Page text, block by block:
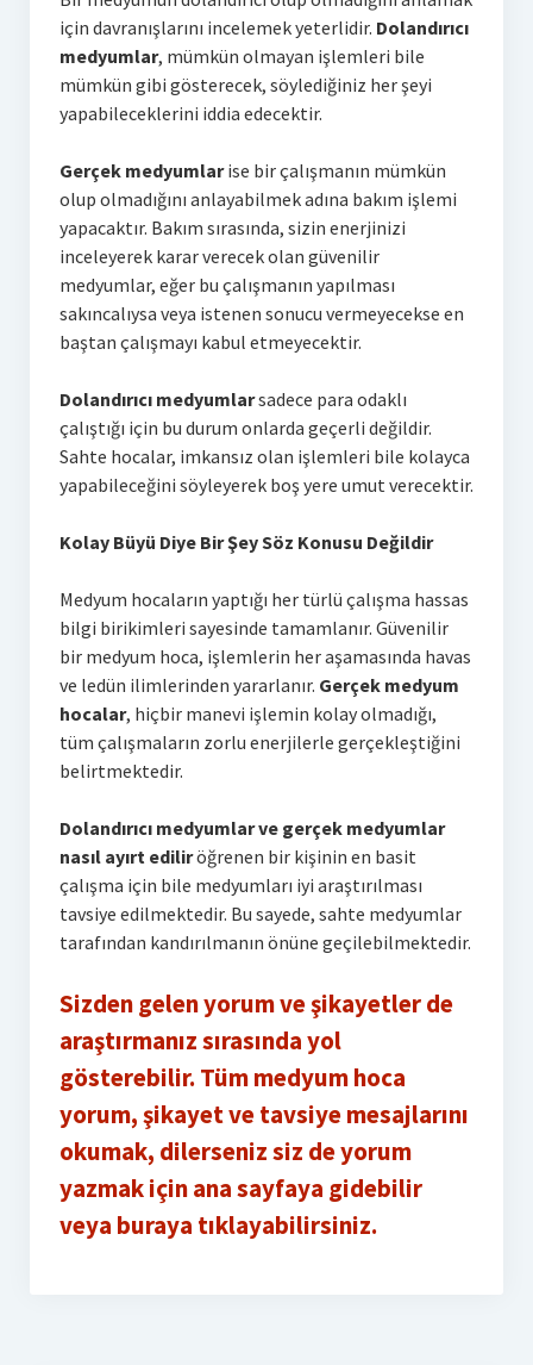
için davranışlarını incelemek yeterlidir. Dolandırıcı
medyumlar, mümkün olmayan işlemleri bile
mümkün gibi gösterecek, söylediğiniz her şeyi
yapabileceklerini iddia edecektir.
Gerçek medyumlarise bir çalışmanın mümkün
olup olmadığını anlayabilmek adına bakım işlemi
yapacaktır. Bakım sırasında, sizin enerjinizi
inceleyerek karar verecek olan güvenilir
medyumlar, eğer bu çalışmanın yapılması
sakıncalıysa veya istenen sonucu vermeyecekse en
baştan çalışmayı kabul etmeyecektir.
Dolandırıcı medyumlarsadece para odaklı
çalıştığı için bu durum onlarda geçerli değildir.
Sahte hocalar, imkansız olan işlemleri bile kolayca
yapabileceğini söyleyerek boş yere umut verecektir.
Kolay Büyü Diye Bir Şey Söz Konusu Değildir
Medyum hocaların yaptığı her türlü çalışma hassas
bilgi birikimleri sayesinde tamamlanır. Güvenilir
bir medyum hoca, işlemlerin her aşamasında havas
ve ledün ilimlerinden yararlanır. Gerçek medyum
hocalar, hiçbir manevi işlemin kolay olmadığı,
tüm çalışmaların zorlu enerjilerle gerçekleştiğini
belirtmektedir.
Dolandırıcı medyumlar ve gerçek medyumlar
nasıl ayırt ediliröğrenen bir kişinin en basit
çalışma için bile medyumları iyi araştırılması
tavsiye edilmektedir. Bu sayede, sahte medyumlar
tarafından kandırılmanın önüne geçilebilmektedir.
Sizden gelen yorum ve şikayetler de
araştırmanız sırasında yol
gösterebilir. Tüm medyum hoca
yorum, şikayet ve tavsiye mesajlarını
okumak, dilerseniz siz de yorum
yazmak için ana sayfaya gidebilir
veya buraya tıklayabilirsiniz.